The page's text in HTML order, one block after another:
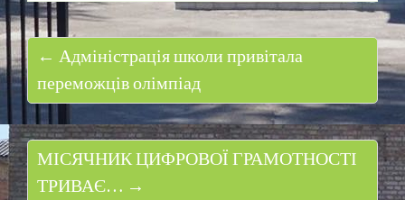
← Адміністрація школи привітала
переможців олімпіад
МІСЯЧНИК ЦИФРОВОЇ ГРАМОТНОСТІ
ТРИВАЄ… →